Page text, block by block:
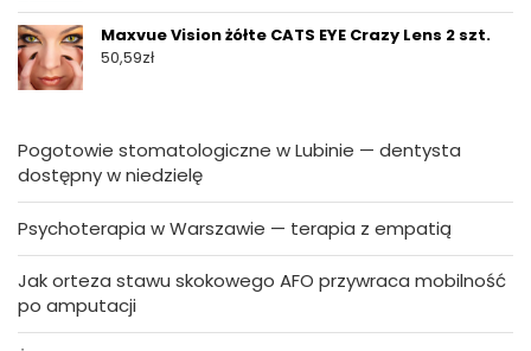
Maxvue Vision żółte CATS EYE Crazy Lens 2 szt.
50,59zł
Pogotowie stomatologiczne w Lubinie — dentysta
dostępny w niedzielę
Psychoterapia w Warszawie — terapia z empatią
Jak orteza stawu skokowego AFO przywraca mobilność
po amputacji